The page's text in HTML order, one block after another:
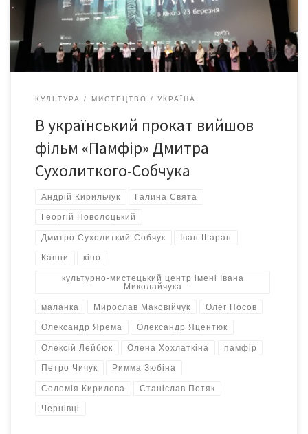
відбувся допрем’єрний показ фільму Дмитра Сухолиткого-
Собчука «Памфір». Фільм, що привернув увагу світової
спільноти. Після перегляду глядачі мали […]
КУЛЬТУРА МИСТЕЦТВО УКРАЇНА
В український прокат вийшов
фільм «Памфір» Дмитра
Сухолиткого-Собчука
Андрій Кирильчук Галина Свята
Георгій Поволоцький
Дмитро Сухолиткий-Собчук Іван Шаран
Канни кіно
культурно-мистецький центр імені Івана
Миколайчука
маланка Мирослав Маковійчук Олег Носов
Олександр Ярема Олександр Яцентюк
Олексій Лейбюк Олена Хохлаткіна памфір
Петро Чичук Римма Зюбіна
Соломія Кирилова Станіслав Потяк
Чернівці